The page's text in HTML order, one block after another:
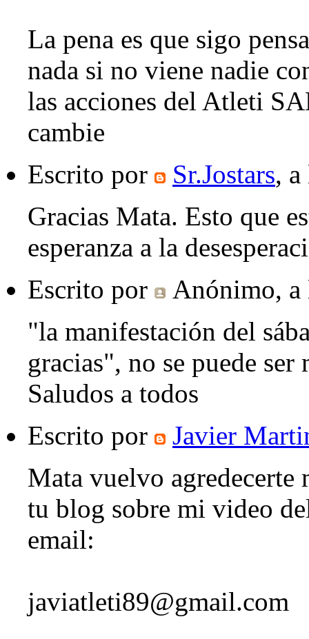
La pena es que sigo
nada si no viene nadie
las acciones del Atleti
cambie
Escrito por
Sr.Jostars,
Gracias Mata. Esto que
esperanza a la
Escrito por
Anónimo,
"la manifestación del
gracias", no se puede
Saludos a todos
Escrito por
Javier
Mata vuelvo agredecerte
tu blog sobre mi video
email:
javiatleti89@gmail.com